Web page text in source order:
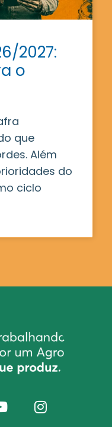
2027:
o
que
Além
do
ciclo